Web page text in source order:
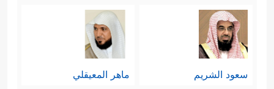
سعود الشريم ماهر المعيقلي